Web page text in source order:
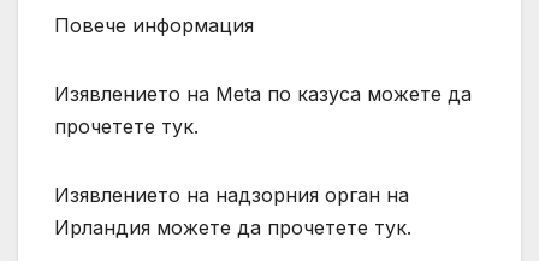
Повече информация
Изявлението на Meta по казуса можете да
прочетете тук.
Изявлението на надзорния орган на
Ирландия можете да прочетете тук.